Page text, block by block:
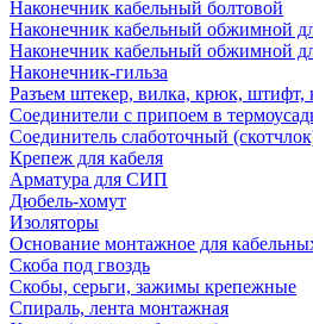
Наконечник кабельный болтовой
Наконечник кабельный обжимной
Наконечник кабельный обжимной
Наконечник-гильза
Разъем штекер, вилка, крюк, штифт,
Соединители с припоем в
Соединитель слаботочный
Крепеж для кабеля
Арматура для СИП
Дюбель-хомут
Изоляторы
Основание монтажное для
Скоба под гвоздь
Скобы, серьги, зажимы крепежные
Спираль, лента монтажная